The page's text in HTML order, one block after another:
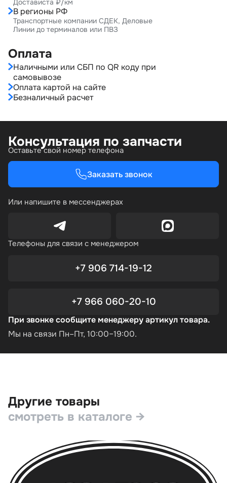
Достависта ₽/км
В регионы РФ
Транспортные компании СДЕК, Деловые
Линии до терминалов или ПВЗ
Оплата
Наличными или СБП по QR коду при
самовывозе
Оплата картой на сайте
Безналичный расчет
Консультация по запчасти
Оставьте свой номер телефона
Заказать звонок
Или напишите в мессенджерах
Телефоны для связи с менеджером
+7 906 714-19-12
+7 966 060-20-10
При звонке сообщите менеджеру артикул товара.
Мы на связи Пн–Пт, 10:00–19:00.
Другие товары
смотреть в каталоге →